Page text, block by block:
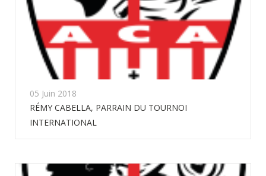
05 Juin 2018
RÉMY CABELLA, PARRAIN DU TOURNOI
INTERNATIONAL